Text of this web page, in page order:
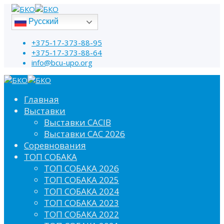
Русский
+375-17-373-88-95
+375-17-373-88-64
info@bcu-upo.org
Главная
Выставки
Выставки CACIB
Выставки САС 2026
Соревнования
ТОП СОБАКА
ТОП СОБАКА 2026
ТОП СОБАКА 2025
ТОП СОБАКА 2024
ТОП СОБАКА 2023
ТОП СОБАКА 2022